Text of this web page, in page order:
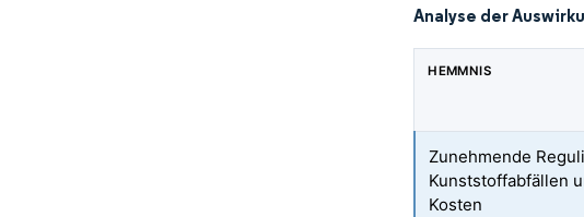
Analyse der
HEMMNIS
Zunehmende
Kunststoffabfällen
Kosten